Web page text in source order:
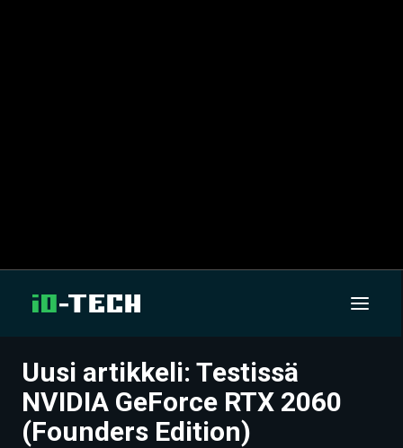
UUTISET
ARTIKKELIT
Uusi artikkeli: Testissä
NVIDIA GeForce RTX 2060
(Founders Edition)